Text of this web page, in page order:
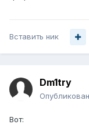
Вставить ник
Dm1try
Вот: